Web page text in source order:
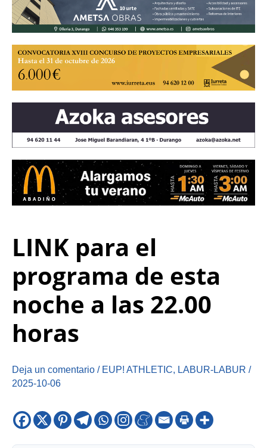
LINK para el
programa de esta
noche a las 22.00
horas
Deja un comentario / EUP! ATHLETIC, LABUR-LABUR /
2025-10-06